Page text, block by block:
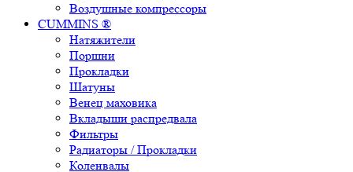
Воздушные компрессоры
CUMMINS ®
Натяжители
Поршни
Прокладки
Шатуны
Венец маховика
Вкладыши распредвала
Фильтры
Радиаторы / Прокладки
Коленвалы